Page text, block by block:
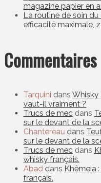
magazine papier en
La routine de soin
efficacité maximale,
Tarquini dans Whisky
vaut-il vraiment ?
Trucs de mec dans
sur le devant de la
Chantereau dans
sur le devant de la
Trucs de mec dans
whisky français.
Abad dans Khêmeia
français.